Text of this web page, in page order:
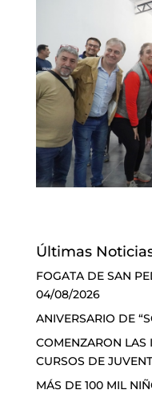
Últimas
FOGATA DE SAN
04/08/2026
ANIVERSARIO DE
COMENZARON LAS
CURSOS DE
MÁS DE 100 MIL